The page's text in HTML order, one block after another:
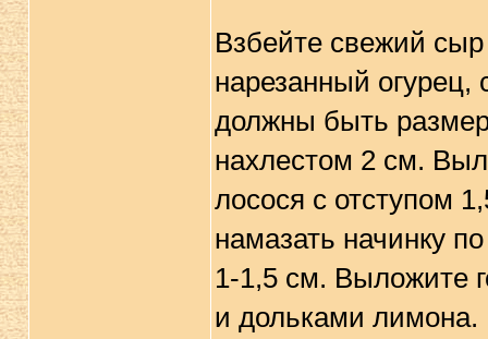
Взбейте свежий
нарезанный
должны быть
нахлестом 2 см.
лосося с отступом
намазать начинку
1-1,5 см. Выложите
и дольками